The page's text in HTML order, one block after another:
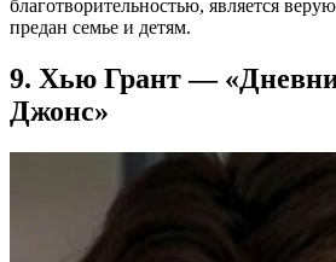
благотворительностью, является
предан семье и детям.
9. Хью Грант —
Джонс»